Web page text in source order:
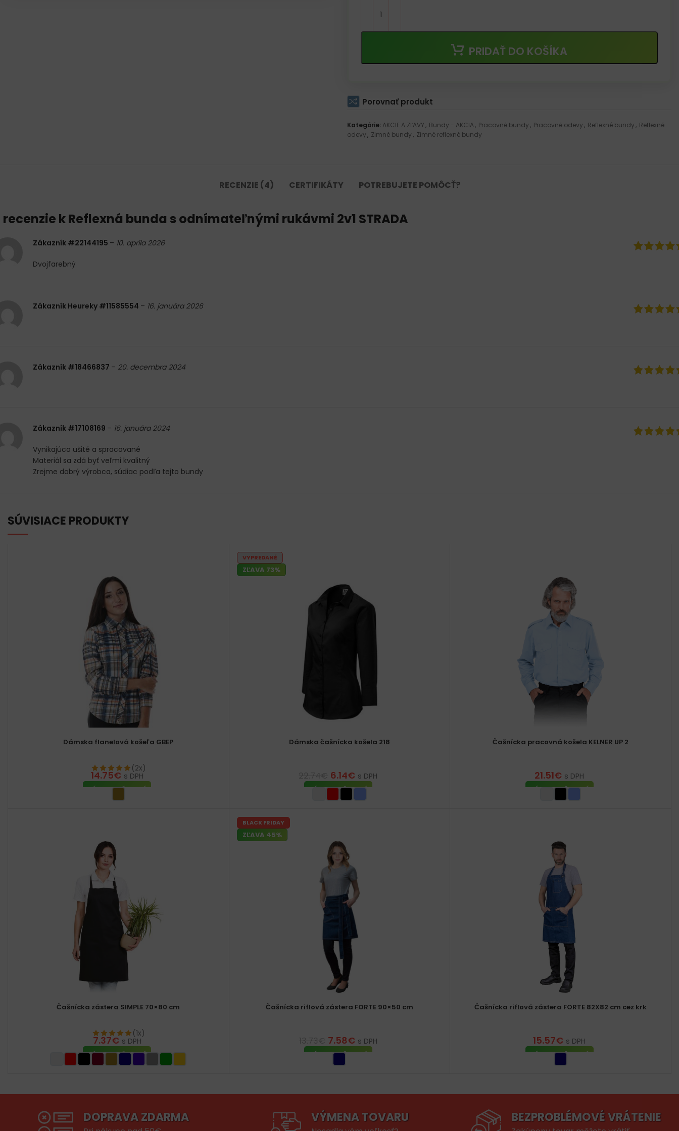
PRIDAŤ DO KOŠÍKA
Porovnať produkt
Kategórie: AKCIE A ZĽAVY , Bundy - AKCIA , Pracovné bundy , Pracovné odevy , Reflexné bundy , Reflexné
odevy , Zimné bundy , Zimné reflexné bundy
RECENZIE (4) CERTIFIKÁTY POTREBUJETE POMÔCŤ?
recenzie kReflexná bunda s odnímateľnými rukávmi 2v1 STRADA
Zákazník #22144195 – 10. apríla 2026
Dvojfarebný
Zákazník Heureky #11585554 – 16. januára 2026
Zákazník #18466837 – 20. decembra 2024
Zákazník #17108169 – 16. januára 2024
Vynikajúco ušité a spracované
Materiál sa zdá byť veľmi kvalitný
Zrejme dobrý výrobca, súdiac podľa tejto bundy
SÚVISIACE PRODUKTY
Dámska flanelová košeľa GBEP
(2x)
14.75€ s DPH
VÝBER MOŽNOSTÍ
VYPREDANÉ
ZĽAVA 73%
Dámska čašnícka košela 218
6.14€ s DPH
VÝBER MOŽNOSTÍ
Čašnícka pracovná košela KELNER UP 2
21.51€ s DPH
VÝBER MOŽNOSTÍ
Čašnícka zástera SIMPLE 70×80 cm
(1x)
7.37€ s DPH
VÝBER MOŽNOSTÍ
BLACK FRIDAY
ZĽAVA 45%
Čašnícka riflová zástera FORTE 90×50 cm
7.58€ s DPH
VÝBER MOŽNOSTÍ
Čašnícka riflová zástera FORTE 82X82 cm cez krk
15.57€ s DPH
VÝBER MOŽNOSTÍ
DOPRAVA ZDARMA VÝMENA TOVARU BEZPROBLÉMOVÉ VRÁTENIE